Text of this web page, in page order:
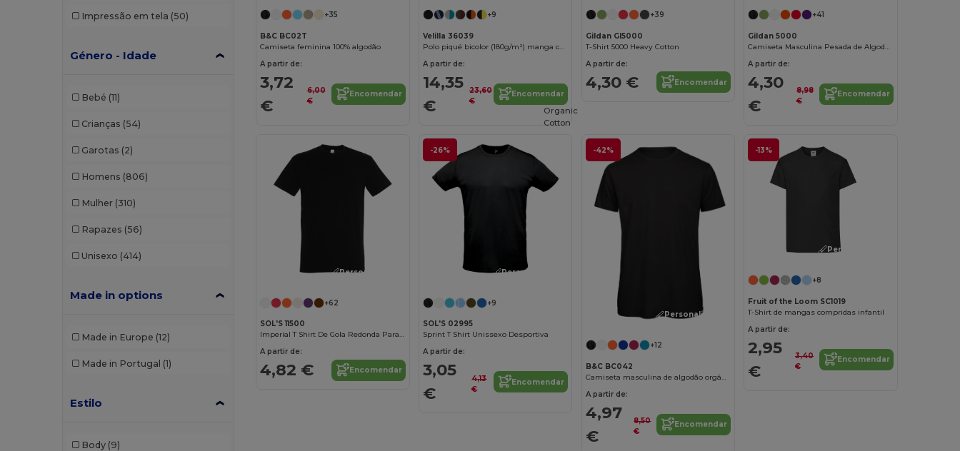
Impressão em tela (50)
Género - Idade
Bebé (11)
Crianças (54)
Garotas (2)
Homens (806)
Mulher (310)
Rapazes (56)
Unisexo (414)
Made in options
Made in Europe (12)
Made in Portugal (1)
Estilo
Body (9)
+35
B&C BC02T
Camiseta feminina 100% algodão
A partir de:
3,72
€
6,00
€
Encomendar
+9
Velilla 36039
Polo piqué bicolor (180g/m²) manga curta, em algodão (60%) e poliéster (40%)
A partir de:
14,35
€
23,60
€
Encomendar
+39
Gildan GI5000
T-Shirt 5000 Heavy Cotton
A partir de:
4,30 € Encomendar
+41
Gildan 5000
Camiseta Masculina Pesada de Algodão Confortável
A partir de:
4,30
€
8,98
€
Encomendar
Personalize-o!
+62
SOL'S 11500
Imperial T Shirt De Gola Redonda Para Homem
A partir de:
4,82 € Encomendar
-26%
Personalize-o!
+9
SOL'S 02995
Sprint T Shirt Unissexo Desportiva
A partir de:
3,05
€
4,13
€
Encomendar
-42%
Organic
Cotton
Personalize-o!
+12
B&C BC042
Camiseta masculina de algodão orgânico
A partir de:
4,97
€
8,50
€
Encomendar
-13%
Personalize-o!
+8
Fruit of the Loom SC1019
T-Shirt de mangas compridas infantil
A partir de:
2,95
€
3,40
€
Encomendar